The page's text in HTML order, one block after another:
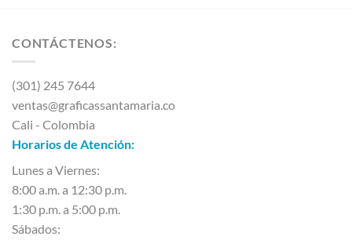
CONTÁCTENOS:
(301) 245 7644
ventas@graficassantamaria.co
Cali - Colombia
Horarios de Atención:
Lunes a Viernes:
8:00 a.m. a 12:30 p.m.
1:30 p.m. a 5:00 p.m.
Sábados: